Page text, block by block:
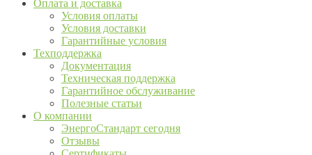
Оплата и доставка
Условия оплаты
Условия доставки
Гарантийные условия
Техподдержка
Документация
Техническая поддержка
Гарантийное обслуживание
Полезные статьи
О компании
ЭнергоСтандарт сегодня
Отзывы